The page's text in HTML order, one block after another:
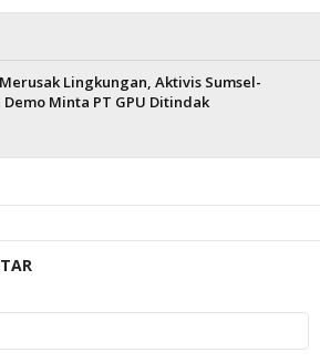
Lingkungan, Aktivis Sumsel-
Demo Minta PT GPU Ditindak